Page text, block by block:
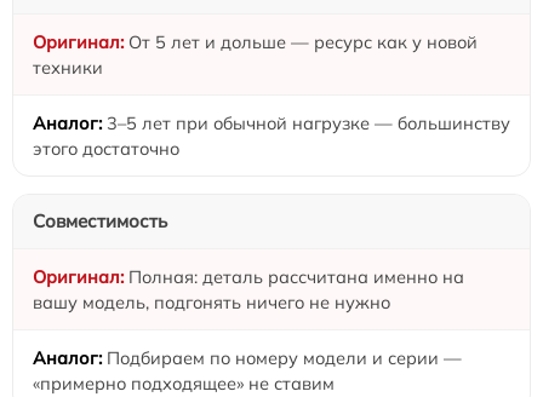
От 5 лет и дольше — ресурс как у новой
техники
3–5 лет при обычной нагрузке — большинству
этого достаточно
Совместимость
Полная: деталь рассчитана именно на
вашу модель, подгонять ничего не нужно
Подбираем по номеру модели и серии —
«примерно подходящее» не ставим